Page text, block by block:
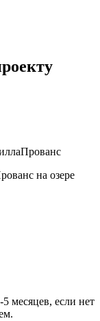
на озере
месяцев, если нет